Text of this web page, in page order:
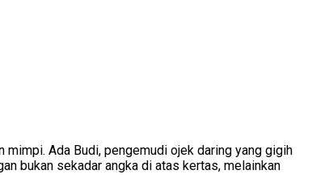
mimpi. Ada Budi, pengemudi ojek daring yang gigih
bukan sekadar angka di atas kertas, melainkan